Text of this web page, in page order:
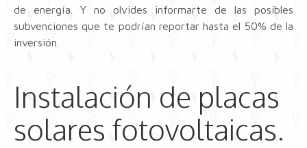
de energía. Y no olvides informarte de las posibles
subvenciones que te podrían reportar hasta el 50% de la
inversión.
Instalación de placas
solares fotovoltaicas.